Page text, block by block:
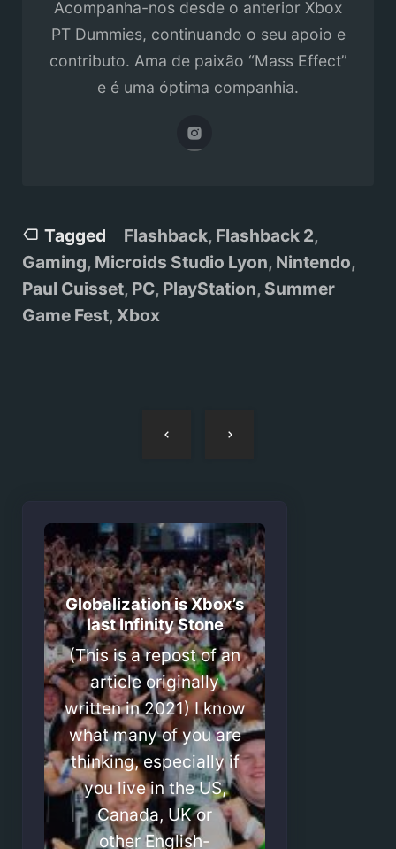
Acompanha-nos desde o anterior Xbox
PT Dummies, continuando o seu apoio e
contributo. Ama de paixão “Mass Effect”
e é uma óptima companhia.
Tagged Flashback, Flashback 2,
Gaming, Microids Studio Lyon, Nintendo,
Paul Cuisset, PC, PlayStation, Summer
Game Fest,Xbox
Globalization is Xbox’s
last Infinity Stone
(This is a repost of an
article originally
written in 2021) I know
what many of you are
thinking, especially if
you live in the US,
Canada, UK or
other English-